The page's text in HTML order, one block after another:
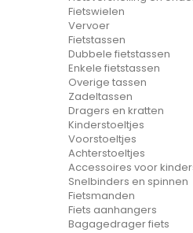
Fietswielen
Vervoer
Fietstassen
Dubbele fietstassen
Enkele fietstassen
Overige tassen
Zadeltassen
Dragers en kratten
Kinderstoeltjes
Voorstoeltjes
Achterstoeltjes
Accessoires voor
Snelbinders en spinnen
Fietsmanden
Fiets aanhangers
Bagagedrager fiets